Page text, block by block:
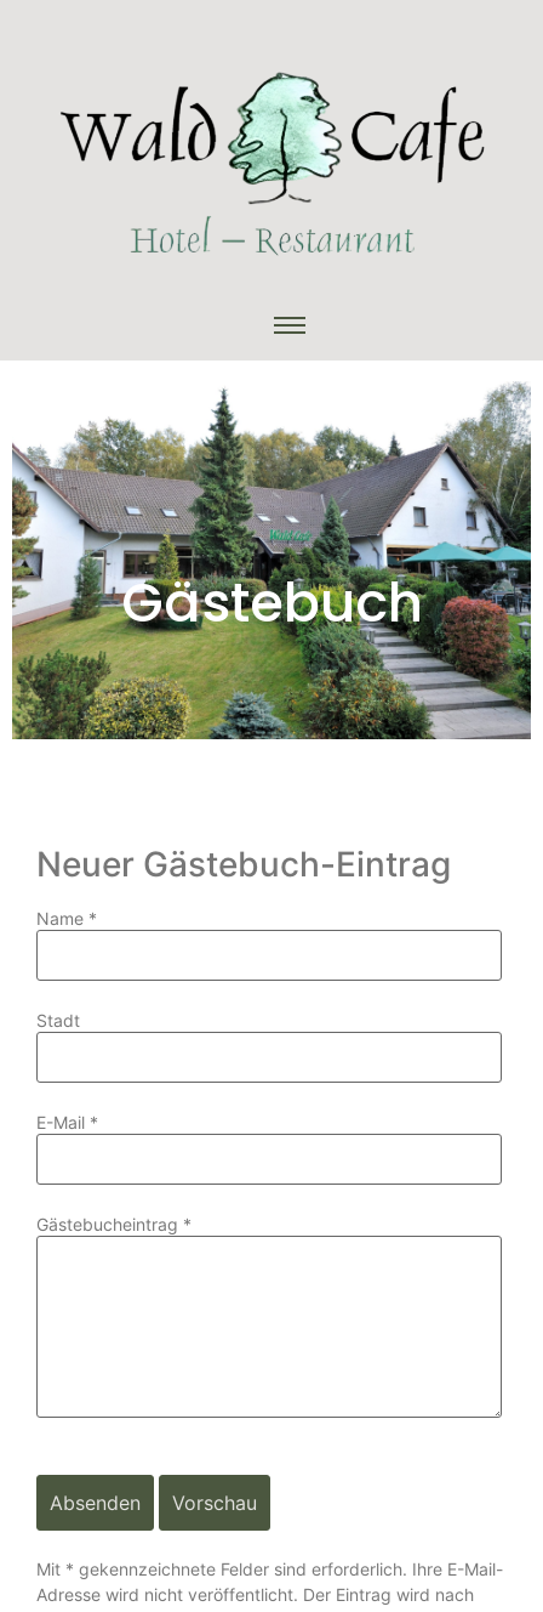
Gästebuch
Neuer Gästebuch-Eintrag
Name *
Stadt
E-Mail *
Gästebucheintrag *
Mit * gekennzeichnete Felder sind erforderlich. Ihre E-Mail-
Adresse wird nicht veröffentlicht. Der Eintrag wird nach